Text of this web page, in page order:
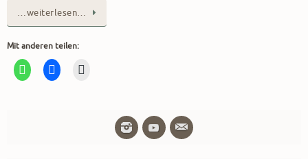
…weiterlesen…
Mit anderen teilen: